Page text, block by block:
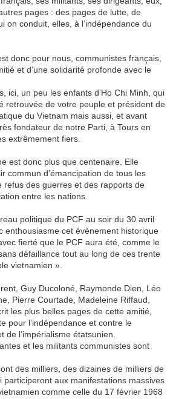
pages : des pages de lutte, de
on conduit, elles, à l’indépendance du
donc pour nous, communistes français,
et d’une solidarité profonde avec le
ici, un peu les enfants d’Ho Chi Minh, qui
retrouvée de votre peuple et président de
du Vietnam mais aussi, et avant
fondateur de notre Parti, à Tours en
extrêmement fiers.
est donc plus que centenaire. Elle
commun d’émancipation de tous les
refus des guerres et des rapports de
entre les nations.
politique du PCF au soir du 30 avril
enthousiasme cet évènement historique
fierté que le PCF aura été, comme le
défaillance tout au long de ces trente
vietnamien ».
Guy Ducoloné, Raymonde Dien, Léo
Pierre Courtade, Madeleine Riffaud,
les plus belles pages de cette amitié,
pour l’indépendance et contre le
de l’impérialisme étatsunien.
et les militants communistes sont
des milliers, des dizaines de milliers de
participeront aux manifestations massives
comme celle du 17 février 1968